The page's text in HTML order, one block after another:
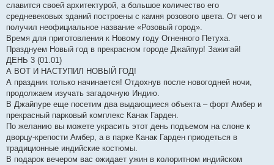
славится своей архитектурой, а большое количество его
средневековых зданий построены с камня розового цвета. От чего и
получил неофициальное название «Розовый город».
Время для приготовления к Новому году Огненного Петуха.
Празднуем Новый год в прекрасном городе Джайпур! Зажигай!
ДЕНЬ 3 (01.01)
А ВОТ И НАСТУПИЛ НОВЫЙ ГОД!
А праздник только начинается! Отдохнув после новогодней ночи,
продолжаем изучать загадочную Индию.
В Джайпуре еще посетим два выдающиеся объекта – форт Амбер и
прекрасный парковый комплекс Канак Гарден.
По желанию вы можете украсить этот день подъемом на слоне к
дворцу-крепости Амбер, а в парке Канак Гарден приодеться в
традиционные индийские костюмы.
В подарок вечером вас ожидает ужин в колоритном индийском